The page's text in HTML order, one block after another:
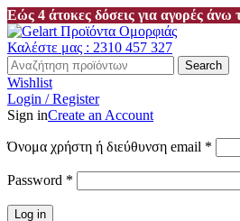
Εώς 4 άτοκες δόσεις για αγορές άνω
Καλέστε μας : 2310 457 327
Search
Wishlist
Login / Register
Sign inCreate an Account
Όνομα χρήστη ή διεύθυνση email *
Password *
Log in